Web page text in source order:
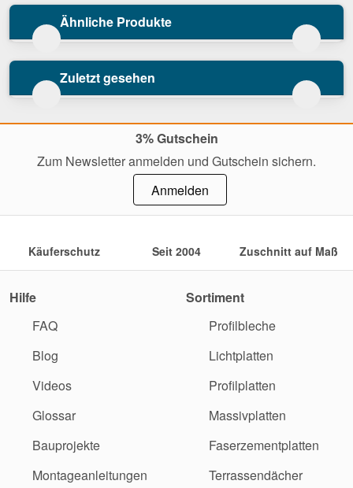
Ähnliche Produkte
Zuletzt gesehen
3% Gutschein
Zum Newsletter anmelden und Gutschein sichern.
Anmelden
Käuferschutz Seit 2004 Zuschnitt auf Maß
Hilfe
FAQ
Blog
Videos
Glossar
Bauprojekte
Montageanleitungen
Sortiment
Profilbleche
Lichtplatten
Profilplatten
Massivplatten
Faserzementplatten
Terrassendächer